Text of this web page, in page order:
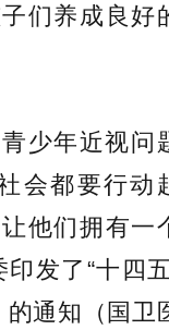
们养成良好
少年近视问
会都要行动
他们拥有一
发了“十四
通知（国卫